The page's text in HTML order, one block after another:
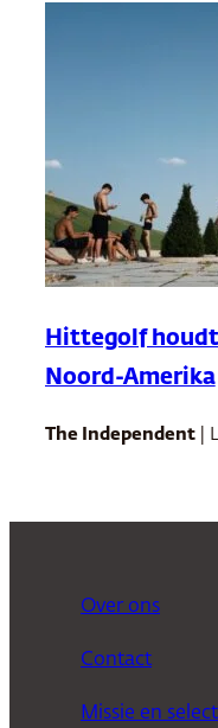
Hittegolf houdt
Noord-Amerika
The Independent |
Over ons
Contact
Missie en